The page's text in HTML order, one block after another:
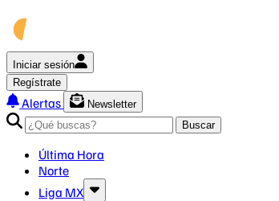
Iniciar sesión
Regístrate
Alertas
Newsletter
Buscar
Última Hora
Norte
Liga MX